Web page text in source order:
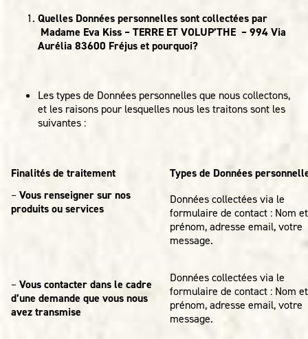
Quelles Données personnelles sont collectées par
Madame Eva Kiss – TERRE ET VOLUP’THE – 994 Via
Aurélia 83600 Fréjus et pourquoi?
Les types de Données personnelles que nous collectons,
et les raisons pour lesquelles nous les traitons sont les
suivantes :
Finalités de traitement
Types de Données
–Vous renseigner sur nos
produits ou services
Données collectées via le
formulaire de contact : Nom et
prénom, adresse email, votre
message.
–Vous contacter dans le cadre
d’une demande que vous nous
avez transmise
Données collectées via le
formulaire de contact : Nom et
prénom, adresse email, votre
message.